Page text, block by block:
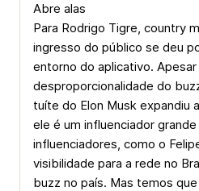
Abre alas
Para Rodrigo Tigre, country
ingresso do público se deu
entorno do aplicativo.
desproporcionalidade do
tuíte do Elon Musk expandiu
ele é um influenciador
influenciadores, como o
visibilidade para a rede no
buzz no país. Mas temos